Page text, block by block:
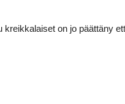
kreikkalaiset on jo päättäny